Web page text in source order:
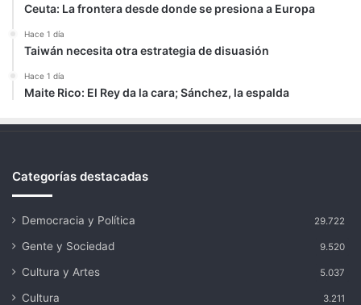
Ceuta: La frontera desde donde se presiona a Europa
Hace 1 día
Taiwán necesita otra estrategia de disuasión
Hace 1 día
Maite Rico: El Rey da la cara; Sánchez, la espalda
Categorías destacadas
Democracia y Política 29.722
Gente y Sociedad 9.520
Cultura y Artes 5.037
Cultura 3.211